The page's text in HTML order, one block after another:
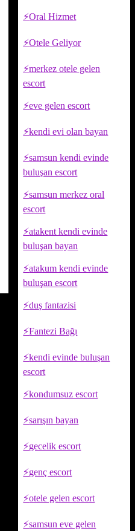
Oral Hizmet
Otele Geliyor
merkez otele gelen
escort
eve gelen escort
kendi evi olan bayan
samsun kendi evinde
buluşan escort
samsun merkez oral
escort
atakent kendi evinde
buluşan bayan
atakum kendi evinde
buluşan escort
duş fantazisi
Fantezi Bağı
kendi evinde buluşan
escort
kondumsuz escort
sarışın bayan
gecelik escort
genç escort
otele gelen escort
samsun eve gelen